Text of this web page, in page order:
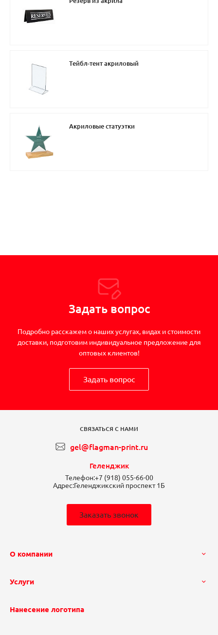
Тейбл-тент акриловый
Акриловые статуэтки
Задать вопрос
Подробно расскажем о наших услугах, видах и стоимости
доставки, подготовим индивидуальное предложение для
оптовых клиентов!
Задать вопрос
СВЯЗАТЬСЯ С НАМИ
gel@flagman-print.ru
Геленджик
Телефон:+7 (918) 055-66-00
Адрес:Геленджикский проспект 1Б
Заказать звонок
О компании
Услуги
Нанесение логотипа